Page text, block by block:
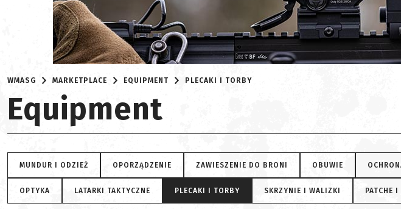
WMASG MARKETPLACE EQUIPMENT PLECAKI I TORBY
Equipment
MUNDUR I ODZIEŻ OPORZĄDZENIE ZAWIESZENIE DO BRONI OBUWIE
OPTYKA LATARKI TAKTYCZNE PLECAKI I TORBY SKRZYNIE I WALIZKI PATCHE